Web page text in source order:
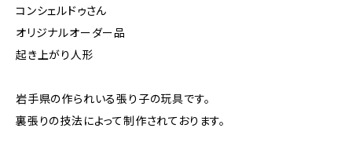
コンシェルドゥさん
オリジナルオーダー品
起き上がり人形
岩手県の作られいる張り子の玩具です。
裏張りの技法によって制作されております。